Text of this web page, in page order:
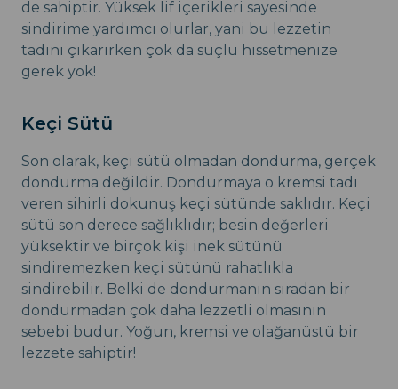
de sahiptir. Yüksek lif içerikleri sayesinde
sindirime yardımcı olurlar, yani bu lezzetin
tadını çıkarırken çok da suçlu hissetmenize
gerek yok!
Keçi Sütü
Son olarak, keçi sütü olmadan dondurma, gerçek
dondurma değildir. Dondurmaya o kremsi tadı
veren sihirli dokunuş keçi sütünde saklıdır. Keçi
sütü son derece sağlıklıdır; besin değerleri
yüksektir ve birçok kişi inek sütünü
sindiremezken keçi sütünü rahatlıkla
sindirebilir. Belki de dondurmanın sıradan bir
dondurmadan çok daha lezzetli olmasının
sebebi budur. Yoğun, kremsi ve olağanüstü bir
lezzete sahiptir!